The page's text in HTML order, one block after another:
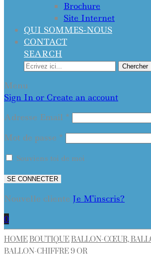
Brochure
Site Internet
QUI SOMMES-NOUS
CONTACT
SEARCH
Chercher
Menu
Sign In or Create an account
Adresse Email *
Mot de passe *
Souviens toi de moi
SE CONNECTER
Nouvelle cliente Je M'inscris?
0
HOME BOUTIQUE BALLON-CŒUR,
BALLON-CHIFFRE 9 OR